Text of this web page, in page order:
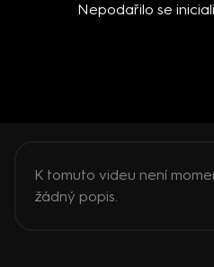
Nepodařilo se
K tomuto videu není
žádný popis.